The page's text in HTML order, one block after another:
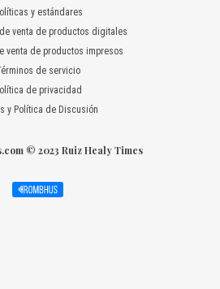
y estándares
venta de productos digitales
venta de productos impresos
de servicio
de privacidad
y Política de Discusión
© 2023 Ruiz Healy Times